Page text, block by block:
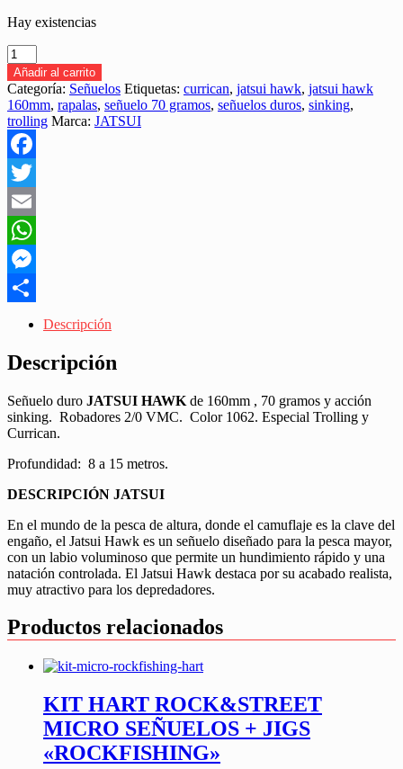
Hay existencias
SEÑUELO
JATSUI
HAWK
160MM
70GR
SINKING
#1062
"CURRICAN
TROLLING"
cantidad
Añadir al carrito
Categoría: Señuelos Etiquetas: currican, jatsui hawk, jatsui hawk
160mm, rapalas, señuelo 70 gramos, señuelos duros, sinking,
trolling Marca: JATSUI
Facebook
Twitter
Email
WhatsApp
Messenger
Descripción
Descripción
Señuelo duro JATSUI HAWK de 160mm , 70 gramos y acción
sinking. Robadores 2/0 VMC. Color 1062. Especial Trolling y
Currican.
Profundidad: 8 a 15 metros.
DESCRIPCIÓN JATSUI
En el mundo de la pesca de altura, donde el camuflaje es la clave del
engaño, el Jatsui Hawk es un señuelo diseñado para la pesca mayor,
con un labio voluminoso que permite un hundimiento rápido y una
natación controlada. El Jatsui Hawk destaca por su acabado realista,
muy atractivo para los depredadores.
Productos relacionados
KIT HART ROCK&STREET
MICRO SEÑUELOS + JIGS
«ROCKFISHING»